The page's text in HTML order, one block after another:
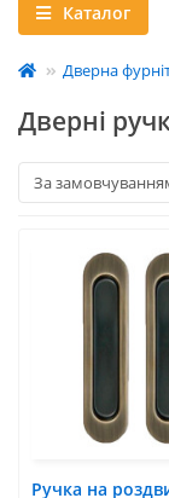
Каталог
Дверна
Дверні
Ручка на